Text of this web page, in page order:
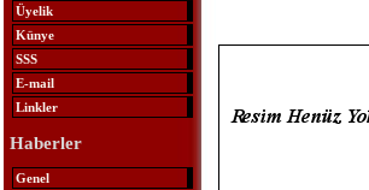
Üyelik
Künye
SSS
E-mail
Linkler
Haberler
Genel